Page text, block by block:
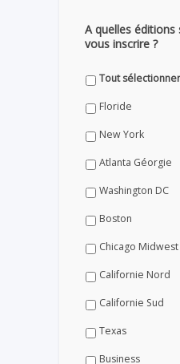
A quelles
vous inscrire ?
Tout sélectionner
Floride
New York
Atlanta Géorgie
Washington DC
Boston
Chicago Midwest
Californie Nord
Californie Sud
Texas
Business